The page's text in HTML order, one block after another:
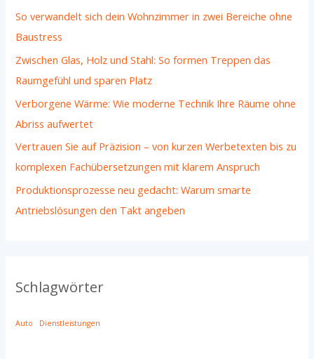
So verwandelt sich dein Wohnzimmer in zwei Bereiche ohne
Baustress
Zwischen Glas, Holz und Stahl: So formen Treppen das
Raumgefühl und sparen Platz
Verborgene Wärme: Wie moderne Technik Ihre Räume ohne
Abriss aufwertet
Vertrauen Sie auf Präzision – von kurzen Werbetexten bis zu
komplexen Fachübersetzungen mit klarem Anspruch
Produktionsprozesse neu gedacht: Warum smarte
Antriebslösungen den Takt angeben
Schlagwörter
Auto Dienstleistungen